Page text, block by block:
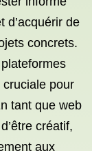
d’acquérir de
concrets.
pour
tant que web
créatif,
aux